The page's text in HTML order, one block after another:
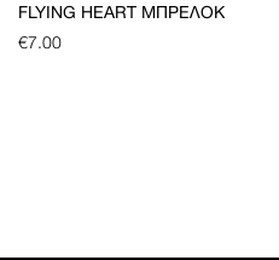
FLYING HEART ΜΠΡΕΛΌΚ
€7.00